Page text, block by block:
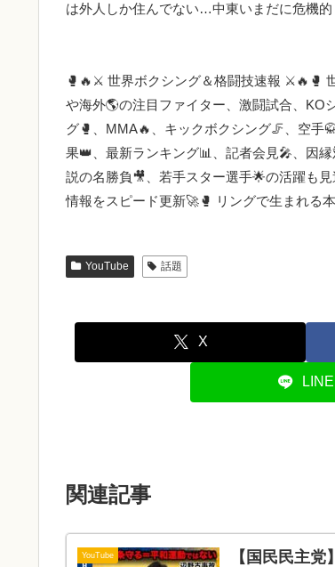
は外人しか住んでない…中東いまだに危機的
🥊🔥⚔️ 世界ボクシング＆格闘技速報 ⚔️🔥🥊
や海外🌎の注目ファイター、激闘試合、KO
グ🥊、MMA🔥、キックボクシング🦵、空手
果👑、最新ランキング📊、記者会見🎤、因
説の名勝負🎥、若手スター選手🌟の活躍も
YouTube 話題
X
LINE
関連記事
YouTube
【国民民主